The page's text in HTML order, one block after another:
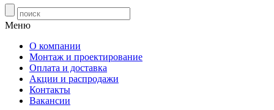
Меню
О компании
Монтаж и проектирование
Оплата и доставка
Акции и распродажи
Контакты
Вакансии